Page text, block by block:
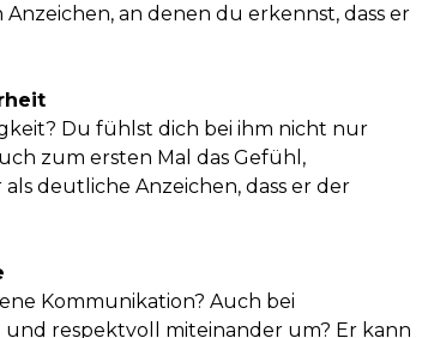
an denen du erkennst, dass er
Du fühlst dich bei ihm nicht nur
zum ersten Mal das Gefühl,
deutliche Anzeichen, dass er der
Kommunikation? Auch bei
respektvoll miteinander um? Er kann